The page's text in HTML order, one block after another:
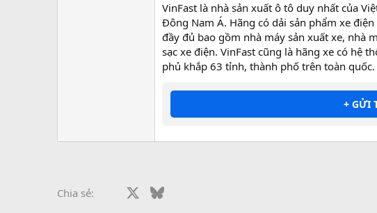
VinFast là nhà sản xuất ô tô duy nhất của
Đông Nam Á. Hãng có dải sản phẩm xe
đầy đủ bao gồm nhà máy sản xuất xe, nhà
sạc xe điện. VinFast cũng là hãng xe có hệ
phủ khắp 63 tỉnh, thành phố trên toàn quốc.
+ GỬI
Chia sẻ: Facebook Bluesky